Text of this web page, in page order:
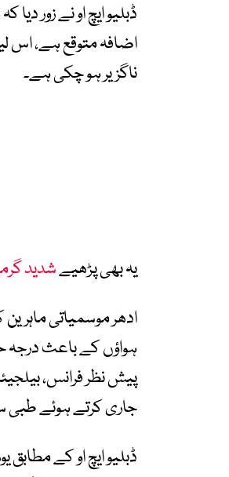
ڈبلیو ایچ او نے زور
اضافہ متوقع ہے، اس
ناگزیر ہو چکی ہے۔
یہ بھی پڑھیےشدید
ادھر موسمیاتی
پیش نظر فرانس،
جاری کرتے ہوئے طبی
ڈبلیو ایچ او کے